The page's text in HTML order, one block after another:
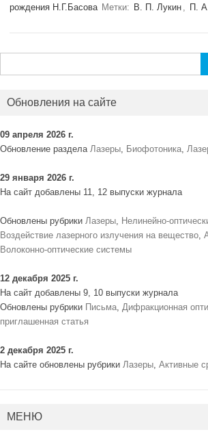
рождения Н.Г.Басова Метки: В. П. Лукин , П.
Обновления на сайте
09 апреля 2026 г.
Обновление раздела Лазеры, Биофотоника,
29 января 2026 г.
На сайт добавлены 11, 12 выпуски журнала
Обновлены рубрики Лазеры, Нелинейно-
Воздействие лазерного излучения на вещество,
Волоконно-оптические системы
12 декабря 2025 г.
На сайт добавлены 9, 10 выпуски журнала
Обновлены рубрики Письма, Дифракционная
приглашенная статья
2 декабря 2025 г.
На сайте обновлены рубрики Лазеры, Активные
МЕНЮ